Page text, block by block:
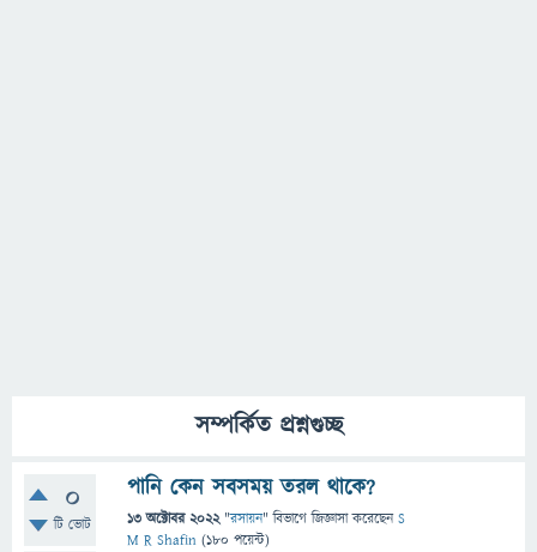
সম্পর্কিত প্রশ্নগুচ্ছ
0
টি ভোট
পানি কেন সবসময় তরল থাকে?
13 অক্টোবর 2022 "রসায়ন" বিভাগে জিজ্ঞাসাকরেছেনS
M R Shafin (180 পয়েন্ট)